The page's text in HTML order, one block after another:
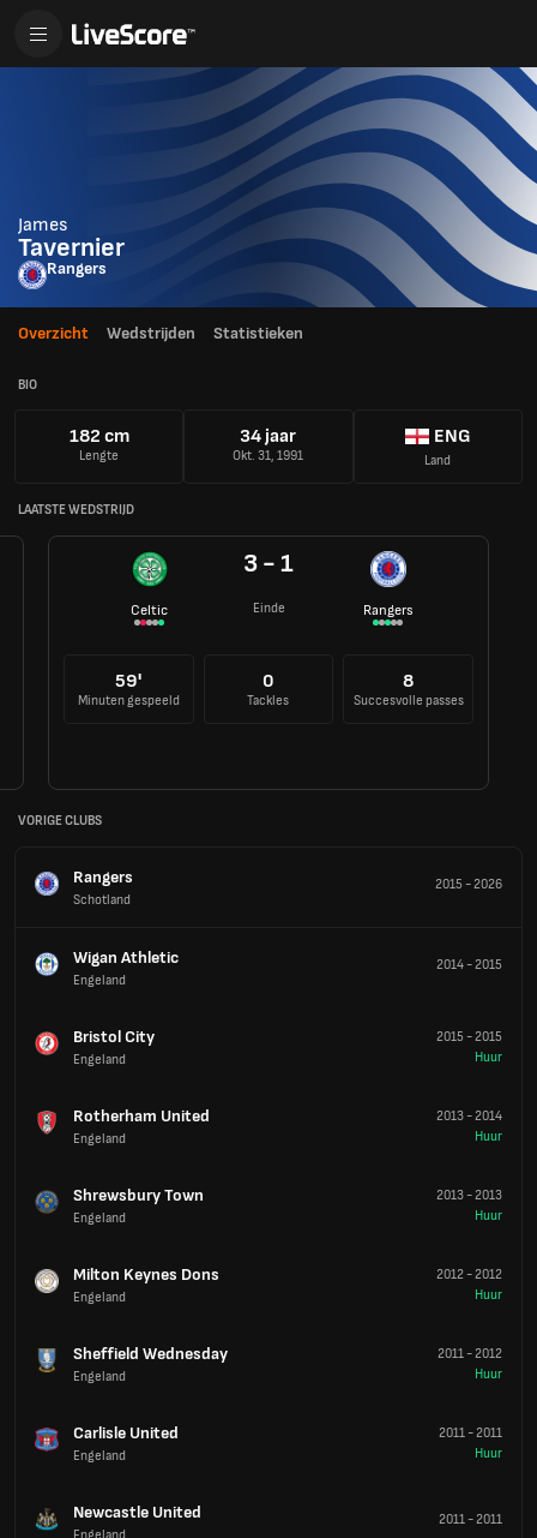
James
Tavernier
Rangers
Overzicht Wedstrijden Statistieken
BIO
182 cm
Lengte
34 jaar
Okt. 31, 1991
ENG
Land
LAATSTE WEDSTRIJD
Celtic
3 - 1
Einde Rangers
59'
Minuten gespeeld
0
Tackles
8
Succesvolle passes
VORIGE CLUBS
Rangers
Schotland
2015 -2026
Wigan Athletic
Engeland
2014-2015
Bristol City
Engeland
2015 -2015
Huur
Rotherham United
Engeland
2013-2014
Huur
Shrewsbury Town
Engeland
2013-2013
Huur
Milton Keynes Dons
Engeland
2012-2012
Huur
Sheffield Wednesday
Engeland
2011-2012
Huur
Carlisle United
Engeland
2011-2011
Huur
Newcastle United
Engeland
2011-2011